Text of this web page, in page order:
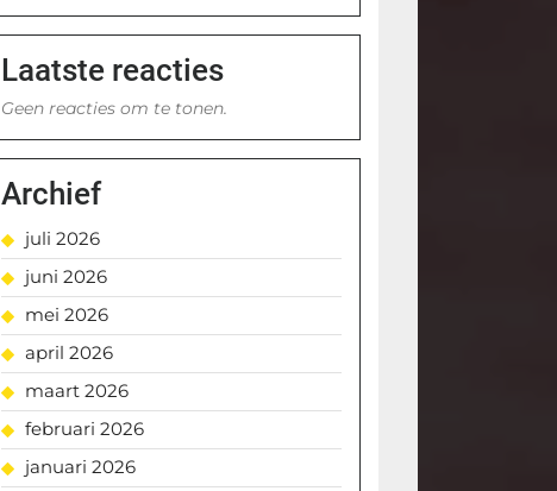
Laatste reacties
Geen reacties om te tonen.
Archief
juli 2026
juni 2026
mei 2026
april 2026
maart 2026
februari 2026
januari 2026